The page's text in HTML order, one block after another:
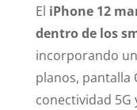
El iPhone 12
dentro de los
incorporando
planos, pantalla
conectividad